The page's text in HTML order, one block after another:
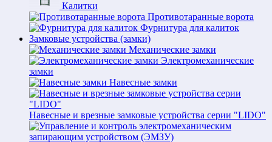
Калитки
Противотаранные ворота
Фурнитура для калиток
Замковые устройства (замки)
Механические замки
Электромеханические
замки
Навесные замки
Навесные и врезные замковые устройства серии "LIDO"